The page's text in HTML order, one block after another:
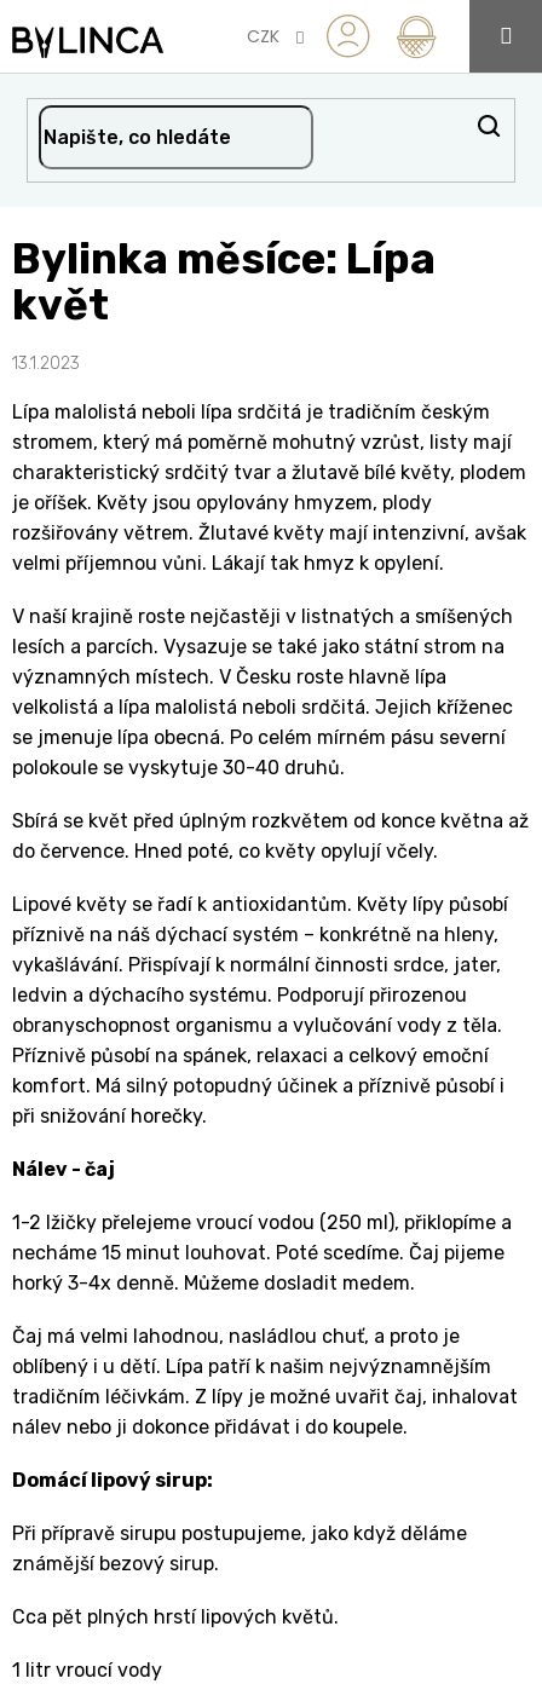
na
obsah
CZK
Bylinka měsíce: Lípa
květ
13.1.2023
Lípa malolistá neboli lípa srdčitá je tradičním českým
stromem, který má poměrně mohutný vzrůst, listy mají
charakteristický srdčitý tvar a žlutavě bílé květy, plodem
je oříšek. Květy jsou opylovány hmyzem, plody
rozšiřovány větrem. Žlutavé květy mají intenzivní, avšak
velmi příjemnou vůni. Lákají tak hmyz k opylení.
V naší krajině roste nejčastěji v listnatých a smíšených
lesích a parcích. Vysazuje se také jako státní strom na
významných místech. V Česku roste hlavně lípa
velkolistá a lípa malolistá neboli srdčitá. Jejich kříženec
se jmenuje lípa obecná. Po celém mírném pásu severní
polokoule se vyskytuje 30-40 druhů.
Sbírá se květ před úplným rozkvětem od konce května až
do července. Hned poté, co květy opylují včely.
Lipové květy se řadí k antioxidantům. Květy lípy působí
příznivě na náš dýchací systém – konkrétně na hleny,
vykašlávání. Přispívají k normální činnosti srdce, jater,
ledvin a dýchacího systému. Podporují přirozenou
obranyschopnost organismu a vylučování vody z těla.
Příznivě působí na spánek, relaxaci a celkový emoční
komfort. Má silný potopudný účinek a příznivě působí i
při snižování horečky.
Nálev - čaj
1-2 lžičky přelejeme vroucí vodou (250 ml), přiklopíme a
necháme 15 minut louhovat. Poté scedíme. Čaj pijeme
horký 3-4x denně. Můžeme dosladit medem.
Čaj má velmi lahodnou, nasládlou chuť, a proto je
oblíbený i u dětí. Lípa patří k našim nejvýznamnějším
tradičním léčivkám. Z lípy je možné uvařit čaj, inhalovat
nálev nebo ji dokonce přidávat i do koupele.
Domácí lipový sirup:
Při přípravě sirupu postupujeme, jako když děláme
známější bezový sirup.
Cca pět plných hrstí lipových květů.
1 litr vroucí vody